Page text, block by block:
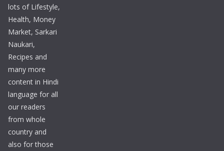
lots of Lifestyle,
Health, Money
Market, Sarkari
Naukari,
Recipes and
many more
content in Hindi
language for all
our readers
from whole
country and
also for those